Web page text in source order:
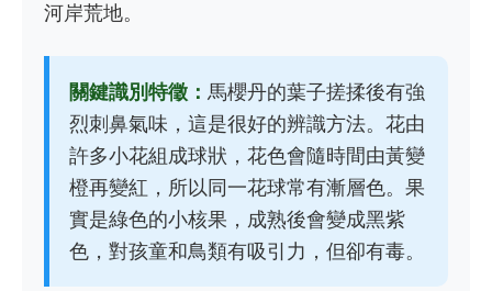
河岸荒地。
關鍵識別特徵： 馬櫻丹的葉子搓揉後有強
烈刺鼻氣味，這是很好的辨識方法。花由
許多小花組成球狀，花色會隨時間由黃變
橙再變紅，所以同一花球常有漸層色。果
實是綠色的小核果，成熟後會變成黑紫
色，對孩童和鳥類有吸引力，但卻有毒。